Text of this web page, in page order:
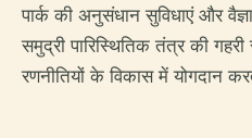
पार्क की अनुसंधान सुविधाएं और
समुद्री पारिस्थितिक तंत्र की
रणनीतियों के विकास में योगदान